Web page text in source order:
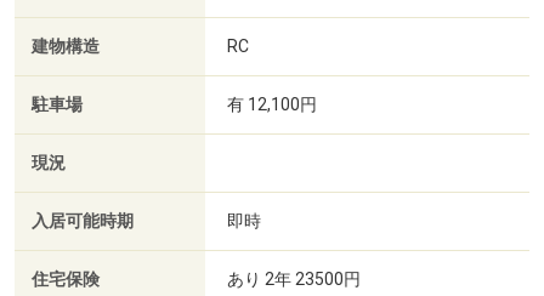
建物構造 RC
駐車場 有 12,100円
現況
入居可能時期 即時
住宅保険 あり 2年 23500円